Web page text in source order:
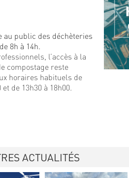
au public des déchèteries
8h à 14h.
l’accès à la
compostage reste
horaires habituels de
et de 13h30 à 18h00.
ACTUALITÉS